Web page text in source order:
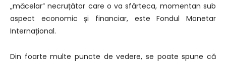
„măcelar” necruțător care o va sfârteca, momentan sub
aspect economic și financiar, este Fondul Monetar
Internațional.
Din foarte multe puncte de vedere, se poate spune că